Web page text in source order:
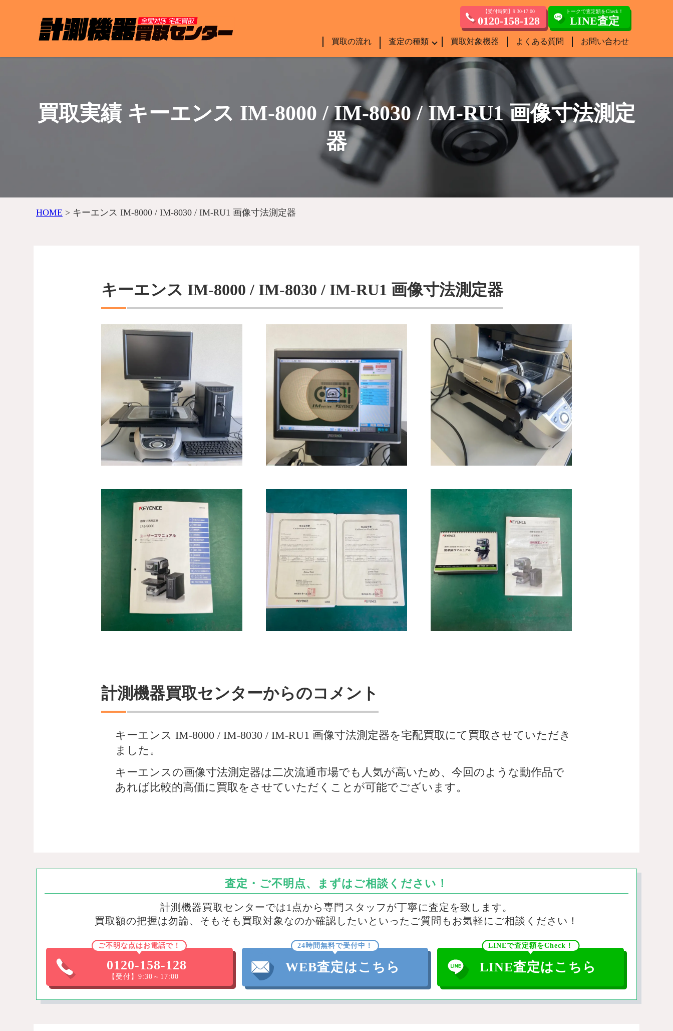
【受付時間】9:30-17:00
0120-158-128
トークで査定額をCheck！
LINE査定
買取の流れ 査定の種類 買取対象機器 よくある質問 お問い合わせ
買取実績 キーエンス IM-8000 / IM-8030 / IM-RU1 画像寸法測定
器
HOME > キーエンス IM-8000 / IM-8030 / IM-RU1 画像寸法測定器
キーエンス IM-8000 / IM-8030 / IM-RU1 画像寸法測定器
計測機器買取センターからのコメント
キーエンス IM-8000 / IM-8030 / IM-RU1 画像寸法測定器を宅配買取にて買取させていただき
ました。
キーエンスの画像寸法測定器は二次流通市場でも人気が高いため、今回のような動作品で
あれば比較的高価に買取をさせていただくことが可能でございます。
査定・ご不明点、まずはご相談ください！
計測機器買取センターでは1点から専門スタッフが丁寧に査定を致します。
買取額の把握は勿論、そもそも買取対象なのか確認したいといったご質問もお気軽にご相談ください！
ご不明な点はお電話で！
0120-158-128
【受付】9:30～17:00
24時間無料で受付中！
WEB査定はこちら
LINEで査定額をCheck！
LINE査定はこちら